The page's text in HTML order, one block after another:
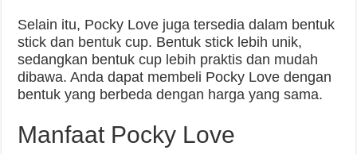
Selain itu, Pocky Love juga tersedia dalam bentuk
stick dan bentuk cup. Bentuk stick lebih unik,
sedangkan bentuk cup lebih praktis dan mudah
dibawa. Anda dapat membeli Pocky Love dengan
bentuk yang berbeda dengan harga yang sama.
Manfaat Pocky Love